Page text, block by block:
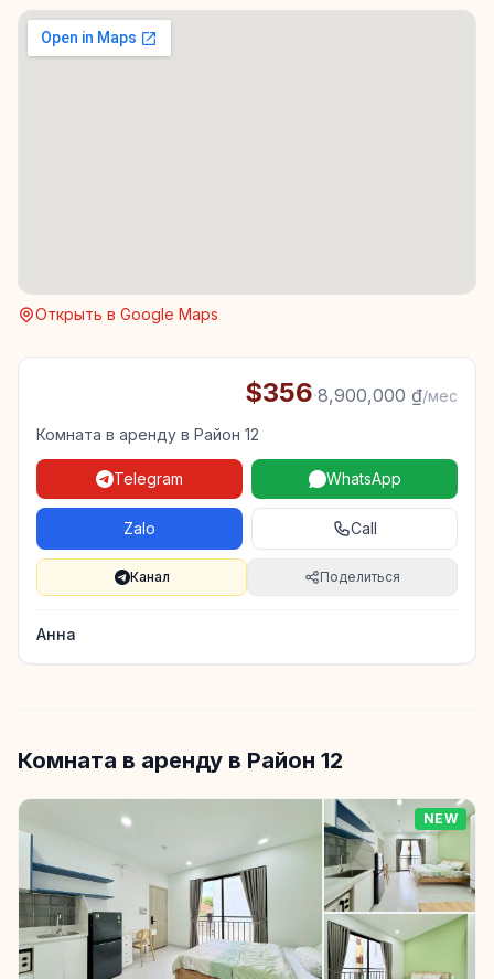
Открыть в Google Maps
$356·8,900,000 ₫/мес
Комната в аренду в Район 12
Telegram WhatsApp
Zalo Call
Канал Поделиться
Анна
Комната в аренду в Район 12
NEW